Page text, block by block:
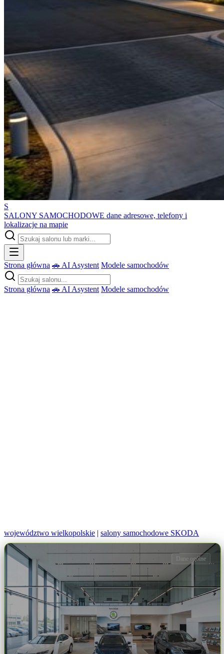
S
SALONY SAMOCHODOWE dane adresowe, telefony i
lokalizacje na mapie
Strona główna 🚗 AI Asystent Modele samochodów
Strona główna 🚗 AI Asystent Modele samochodów
województwo wielkopolskie | salony samochodowe SKODA
Dane ogólne